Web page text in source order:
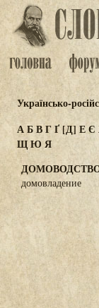
Українсько-
АБВГҐ[Д] ЕЄ
ЩЮ Я
домовладение